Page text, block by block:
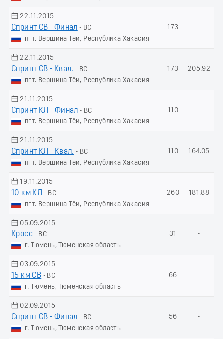
22.11.2015
Спринт СВ - Финал - ВС
пгт. Вершина Тёи, Республика Хакасия
173 -
22.11.2015
Спринт СВ - Квал. - ВС
пгт. Вершина Тёи, Республика Хакасия
173 205.92
21.11.2015
Спринт КЛ - Финал - ВС
пгт. Вершина Тёи, Республика Хакасия
110 -
21.11.2015
Спринт КЛ - Квал. - ВС
пгт. Вершина Тёи, Республика Хакасия
110 164.05
19.11.2015
10 км КЛ
- ВС
пгт. Вершина Тёи, Республика Хакасия
260 181.88
05.09.2015
Кросс - ВС
г. Тюмень, Тюменская область
31 -
03.09.2015
15 км СВ - ВС
г. Тюмень, Тюменская область
66 -
02.09.2015
Спринт СВ - Финал - ВС
г. Тюмень, Тюменская область
56 -